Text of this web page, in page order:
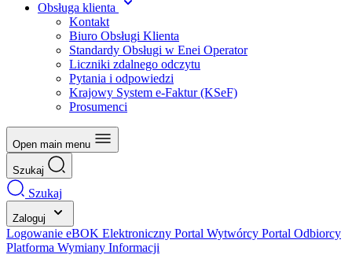
Obsługa klienta
Kontakt
Biuro Obsługi Klienta
Standardy Obsługi w Enei Operator
Liczniki zdalnego odczytu
Pytania i odpowiedzi
Krajowy System e-Faktur (KSeF)
Prosumenci
Open main menu
Szukaj
Szukaj
Zaloguj
Logowanie eBOK Elektroniczny Portal Wytwórcy Portal Odbiorcy
Platforma Wymiany Informacji